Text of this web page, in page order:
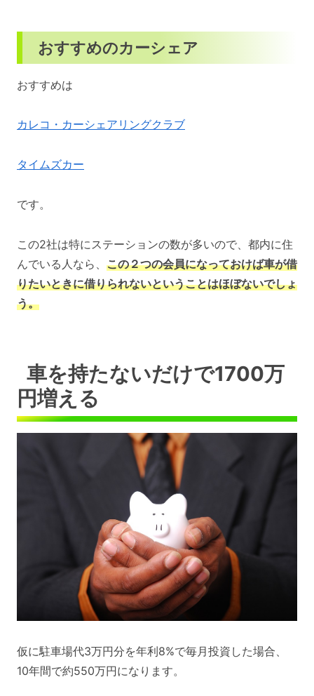
おすすめのカーシェア
おすすめは
カレコ・カーシェアリングクラブ
タイムズカー
です。
この2社は特にステーションの数が多いので、都内に住
んでいる人なら、 この２つの会員になっておけば車が借
りたいときに借りられないということはほぼないでしょ
う。
車を持たないだけで1700万
円増える
仮に駐車場代3万円分を年利8%で毎月投資した場合、
10年間で約550万円になります。